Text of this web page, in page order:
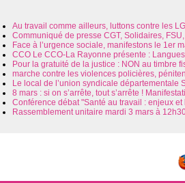
Au travail comme ailleurs, luttons contre les
Communiqué de presse CGT, Solidaires,
Face à l’urgence sociale, manifestons le 1er
CCO Le CCO-La Rayonne présente :
Pour la gratuité de la justice : NON au timbre
marche contre les violences policières,
Le local de l’union syndicale départementale
8 mars : si on s’arrête, tout s’arrête !
Conférence débat "Santé au travail : enjeux
Rassemblement unitaire mardi 3 mars à